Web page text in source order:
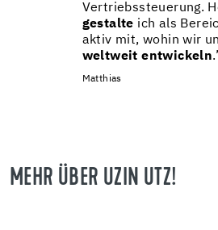
Vertriebssteuerung.
gestalte ich als
aktiv mit, wohin wir
weltweit entwickeln
Matthias
MEHR ÜBER UZIN UTZ!